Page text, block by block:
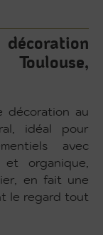
décoration au
idéal pour
avec
organique,
en fait une
le regard tout